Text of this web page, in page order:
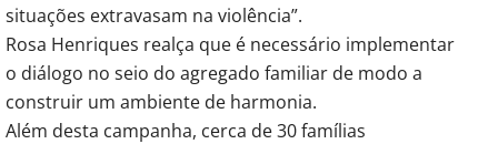
situações extravasam na violência”.
Rosa Henriques realça que é necessário implementar
o diálogo no seio do agregado familiar de modo a
construir um ambiente de harmonia.
Além desta campanha, cerca de 30 famílias